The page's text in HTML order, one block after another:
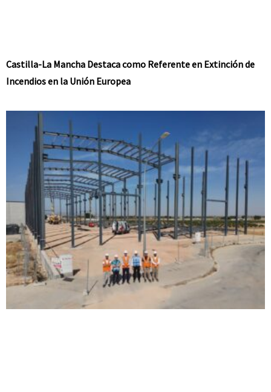
Castilla-La Mancha Destaca como Referente en Extinción de
Incendios en la Unión Europea